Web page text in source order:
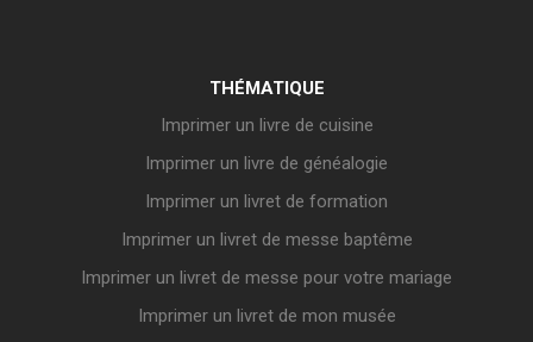
THÉMATIQUE
Imprimer un livre de cuisine
Imprimer un livre de généalogie
Imprimer un livret de formation
Imprimer un livret de messe baptême
Imprimer un livret de messe pour votre mariage
Imprimer un livret de mon musée